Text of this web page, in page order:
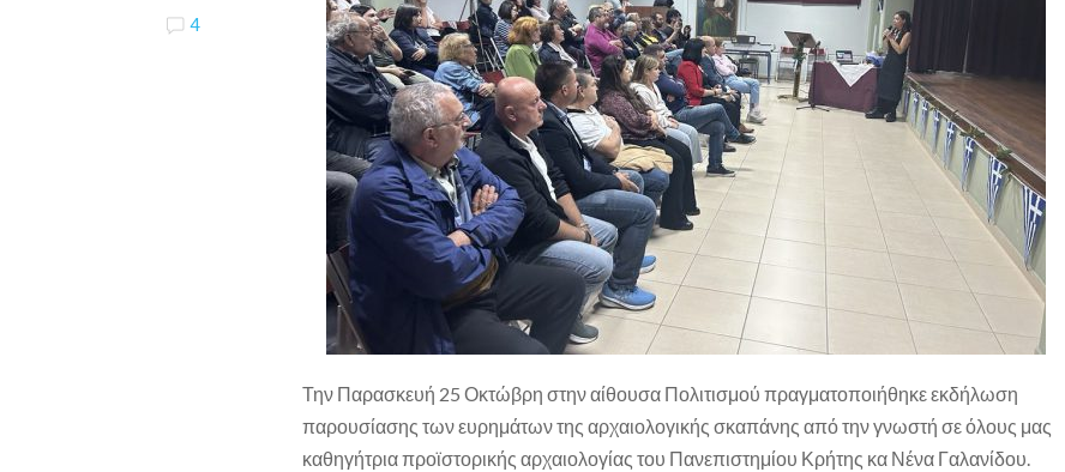
4
Την Παρασκευή 25 Οκτώβρη στην αίθουσα Πολιτισμού πραγματοποιήθηκε εκδήλωση
παρουσίασης των ευρημάτων της αρχαιολογικής σκαπάνης από την γνωστή σε όλους μας
καθηγήτρια προϊστορικής αρχαιολογίας του Πανεπιστημίου Κρήτης κα Νένα Γαλανίδου.